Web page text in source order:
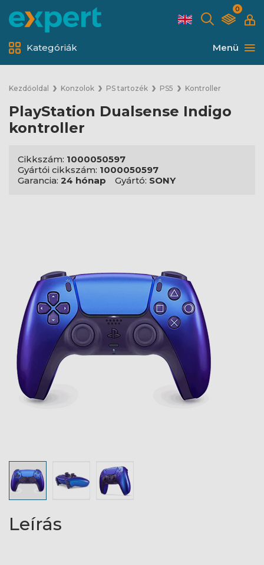
0
Menü
Kategóriák
Kezdőoldal Konzolok PS tartozék PS5 Kontroller
PlayStation Dualsense Indigo
kontroller
Cikkszám: 1000050597
Gyártói cikkszám: 1000050597
Garancia: 24 hónap Gyártó: SONY
Leírás